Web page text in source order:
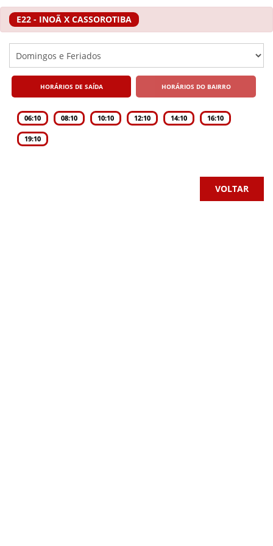
E22 - INOÃ X CASSOROTIBA
HORÁRIOS DE SAÍDA HORÁRIOS DO BAIRRO
06:10 08:10 10:10 12:10 14:10 16:10
19:10
VOLTAR